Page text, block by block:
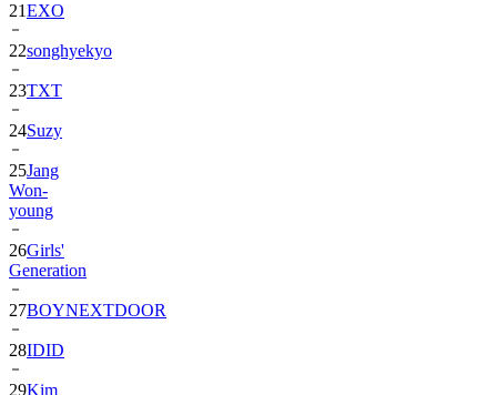
22songhyekyo
23TXT
24Suzy
25Jang
Won-
young
26Girls'
Generation
27BOYNEXTDOOR
28IDID
29Kim
Hye-
yoon